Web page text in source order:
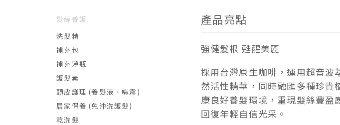
髮絲養護
洗髮精
補充包
補充薄瓶
護髮素
頭皮護理 (養髮液、噴霧)
居家保養 (免沖洗護髮)
乾洗髮
產品亮點
強健髮根 甦醒美麗
採用台灣原生咖啡，運用超音波
然活性精華，同時融匯多種珍
康良好養髮環境，重現髮絲豐盈
回復年輕自信光采。